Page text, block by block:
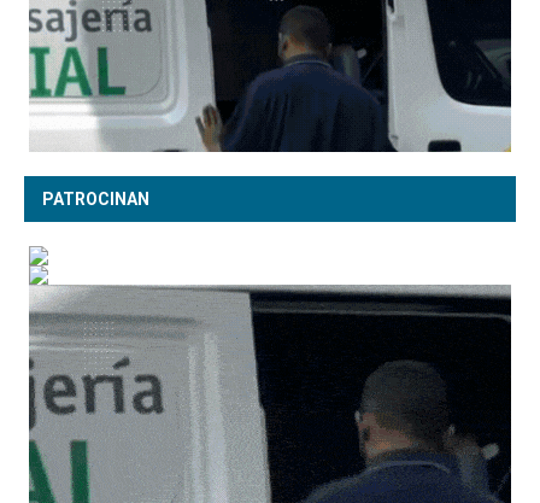
PATROCINAN